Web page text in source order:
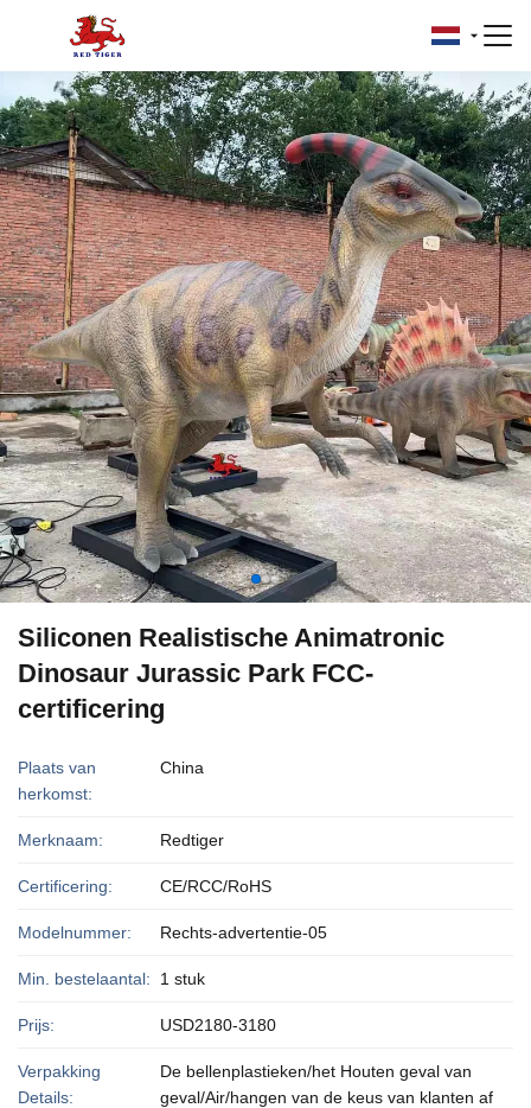
Siliconen Realistische Animatronic
Dinosaur Jurassic Park FCC-
certificering
Plaats van
herkomst:
China
Merknaam: Redtiger
Certificering: CE/RCC/RoHS
Modelnummer: Rechts-advertentie-05
Min. bestelaantal: 1 stuk
Prijs: USD2180-3180
Verpakking
Details:
De bellenplastieken/het Houten geval van
geval/Air/hangen van de keus van klanten af